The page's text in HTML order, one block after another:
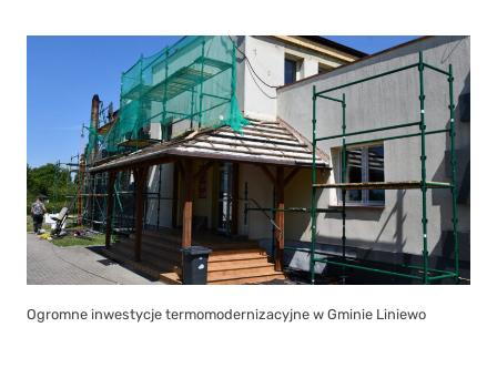
Ogromne inwestycje termomodernizacyjne w Gminie Liniewo